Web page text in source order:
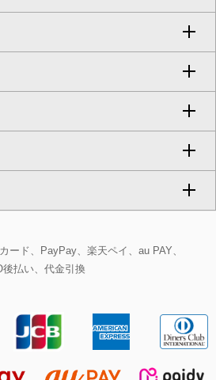
BAG
ソール
ー
ドレス
ツ
ンツ
ンワン
ート
ト
ース
ゾン
ト
スヌード
ル
ュ
ック
ー
ー
ード、PayPay、楽天ペイ、au PAY、
払い、代金引換